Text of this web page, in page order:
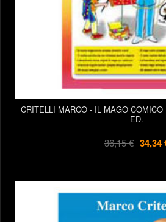
CRITELLI MARCO - IL MAGO
ED.
36,15 € 34,34